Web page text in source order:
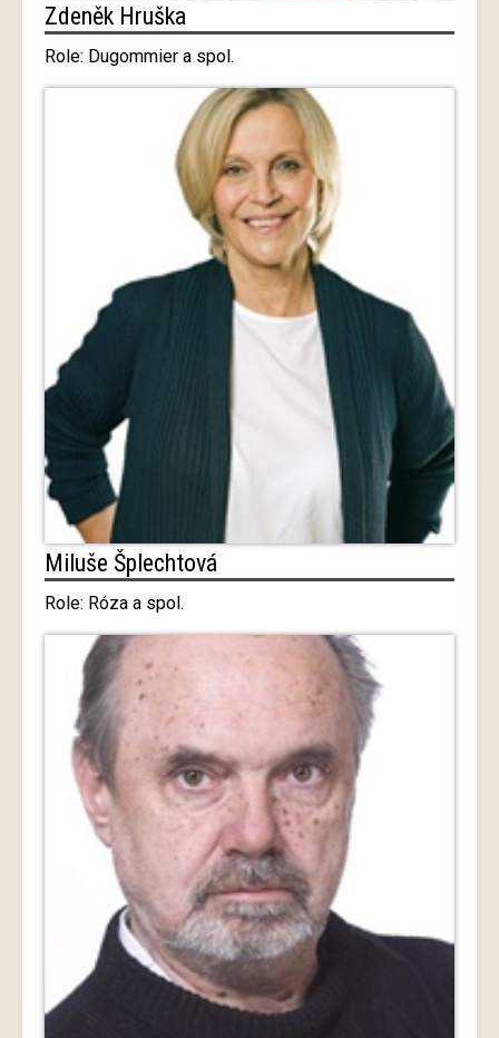
Zdeněk Hruška
Role: Dugommier a spol.
Miluše Šplechtová
Role: Róza a spol.